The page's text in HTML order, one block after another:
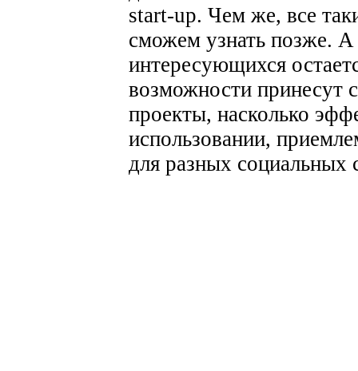
start-up. Чем же, все
сможем узнать позже. А
интересующихся
возможности принесут
проекты, насколько
использовании,
для разных социальных